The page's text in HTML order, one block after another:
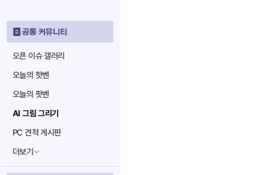
공통 커뮤니티
오픈 이슈 갤러리
오늘의 핫벤
오늘의 팟벤
AI 그림 그리기
PC 견적 게시판
더보기